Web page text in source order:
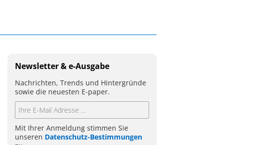
Newsletter & e-Ausgabe
Nachrichten, Trends und Hintergründe
sowie die neuesten E-paper.
Mit Ihrer Anmeldung stimmen Sie
unseren Datenschutz-Bestimmungen